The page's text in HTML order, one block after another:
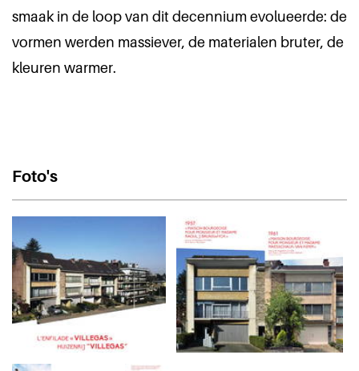
smaak in de loop van dit decennium evolueerde: de
vormen werden massiever, de materialen bruter, de
kleuren warmer.
Foto's